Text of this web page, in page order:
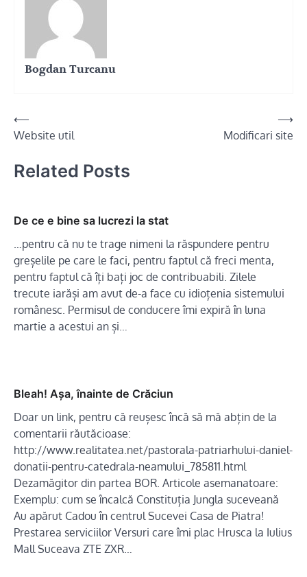
Bogdan Turcanu
Navigare
în
articole
⟵
Website util
Modificari site
⟶
Related Posts
De ce e bine sa lucrezi la stat
…pentru că nu te trage nimeni la răspundere pentru
greșelile pe care le faci, pentru faptul că freci menta,
pentru faptul că îți bați joc de contribuabili. Zilele
trecute iarăși am avut de-a face cu idioțenia sistemului
românesc. Permisul de conducere îmi expiră în luna
martie a acestui an și…
Bleah! Așa, înainte de Crăciun
Doar un link, pentru că reușesc încă să mă abțin de la
comentarii răutăcioase:
http://www.realitatea.net/pastorala-patriarhului-daniel-
donatii-pentru-catedrala-neamului_785811.html
Dezamăgitor din partea BOR. Articole asemanatoare:
Exemplu: cum se încalcă Constituția Jungla suceveană
Au apărut Cadou în centrul Sucevei Casa de Piatra!
Prestarea serviciilor Versuri care îmi plac Hrusca la Iulius
Mall Suceava ZTE ZXR…